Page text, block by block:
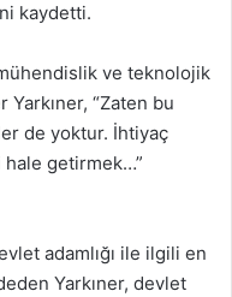
kaydetti.
ve teknolojik
Yarkıner, “Zaten bu
de yoktur. İhtiyaç
hale getirmek…”
adamlığı ile ilgili en
Yarkıner, devlet